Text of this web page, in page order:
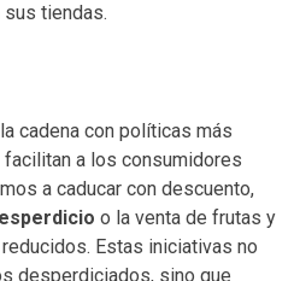
sus tiendas.
cadena con políticas más
a los consumidores
a caducar con descuento,
o la venta de frutas y
Estas iniciativas no
desperdiciados, sino que